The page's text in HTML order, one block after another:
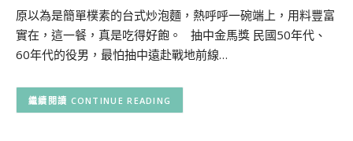
原以為是簡單樸素的台式炒泡麵，熱呼呼一碗端上，用料豐富
實在，這一餐，真是吃得好飽。 抽中金馬獎 民國50年代、
60年代的役男，最怕抽中遠赴戰地前線…
CONTINUE READING